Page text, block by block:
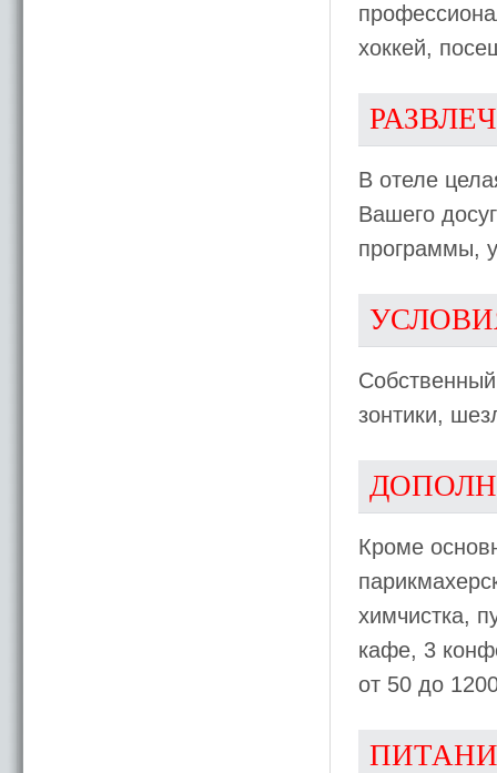
хоккей,
В отеле
Вашего
программы,
зонтики,
Кроме
химчистка,
кафе, 3
от 50 до